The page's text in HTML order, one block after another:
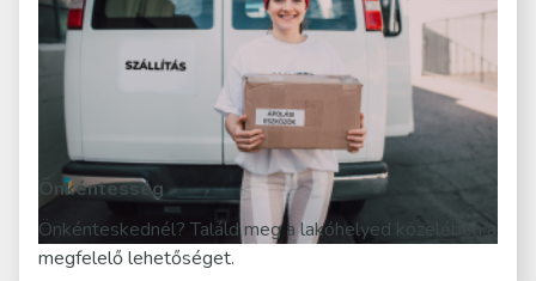
Önkéntesség
Önkénteskednél? Találd meg a lakóhelyed közelében a
megfelelő lehetőséget.